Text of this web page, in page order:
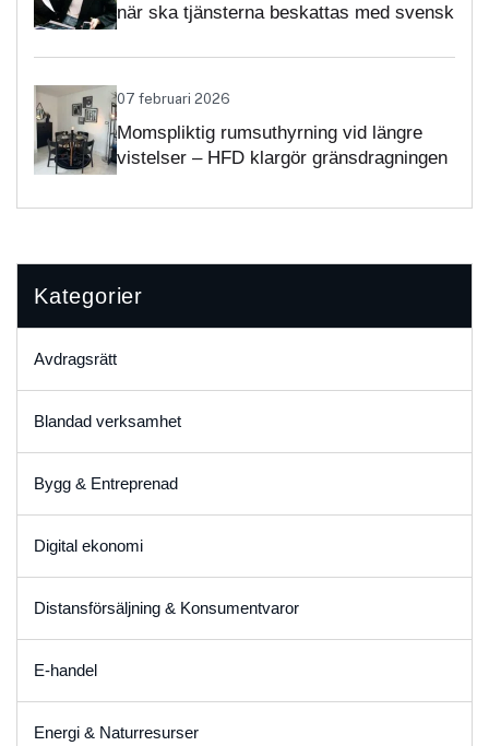
när ska tjänsterna beskattas med svensk
07 februari 2026
Momspliktig rumsuthyrning vid längre
vistelser – HFD klargör gränsdragningen
Kategorier
Avdragsrätt
Blandad verksamhet
Bygg & Entreprenad
Digital ekonomi
Distansförsäljning & Konsumentvaror
E-handel
Energi & Naturresurser